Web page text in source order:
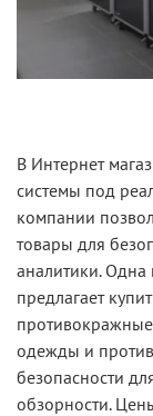
В Интернет
системы под
компании
товары для
аналитики.
предлагает
одежды и
безопасности
обзорности.